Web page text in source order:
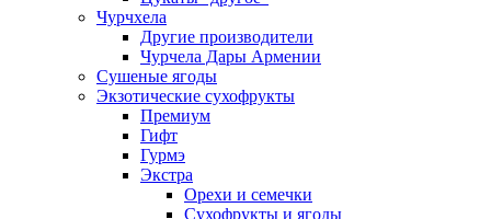
Чурчхела
Другие производители
Чурчела Дары Армении
Сушеные ягоды
Экзотические сухофрукты
Премиум
Гифт
Гурмэ
Экстра
Орехи и семечки
Сухофрукты и ягоды